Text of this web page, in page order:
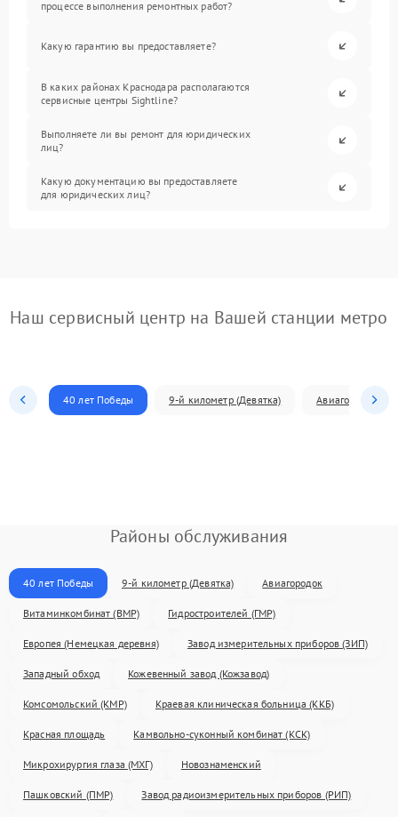
процессе выполнения ремонтных работ?
Какую гарантию вы предоставляете?
В каких районах Краснодара располагаются
сервисные центры Sightline?
Выполняете ли вы ремонт для юридических
лиц?
Какую документацию вы предоставляете
для юридических лиц?
Наш сервисный центр на Вашей станции метро
40 лет Победы 9-й километр (Девятка) Авиагородок
Районы обслуживания
40 лет Победы 9-й километр (Девятка) Авиагородок
Витаминкомбинат (ВМР) Гидростроителей (ГМР)
Европея (Немецкая деревня) Завод измерительных приборов (ЗИП)
Западный обход Кожевенный завод (Кожзавод)
Комсомольский (КМР) Краевая клиническая больница (ККБ)
Красная площадь Камвольно-суконный комбинат (КСК)
Микрохирургия глаза (МХГ) Новознаменский
Пашковский (ПМР) Завод радиоизмерительных приборов (РИП)